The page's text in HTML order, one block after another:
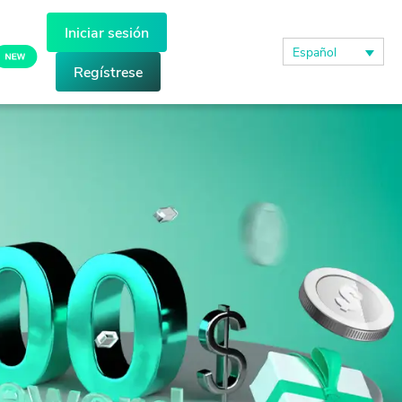
Iniciar sesión
Regístrese
Español